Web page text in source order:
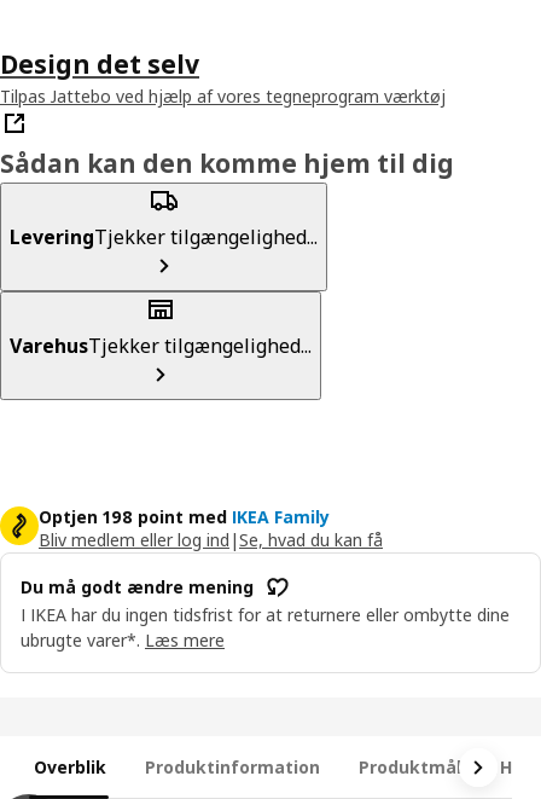
Design det selv
Tilpas Jattebo ved hjælp af vores tegneprogram værktøj
Sådan kan den komme hjem til dig
LeveringTjekker tilgængelighed...
VarehusTjekker tilgængelighed...
Optjen 198 point med IKEA Family
Bliv medlem eller log ind |Se, hvad du kan få
Du må godt ændre mening
I IKEA har du ingen tidsfrist for at returnere eller ombytte dine
ubrugte varer*. Læs mere
Overblik Produktinformation Produktmål